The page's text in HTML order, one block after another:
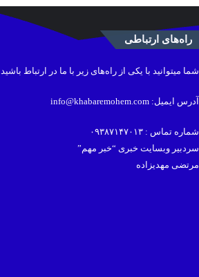
راه‌های ارتباطی
شما میتوانید با یکی از راه‌های زیر با ما در ارتباط باشید
آدرس ایمیل: info@khabaremohem.com
شماره تماس : ۰۹۳۸۷۱۴۷۰۱۳
سردبیر وبسایت خبری “خبر مهم”
مرتضی مهدیزاده